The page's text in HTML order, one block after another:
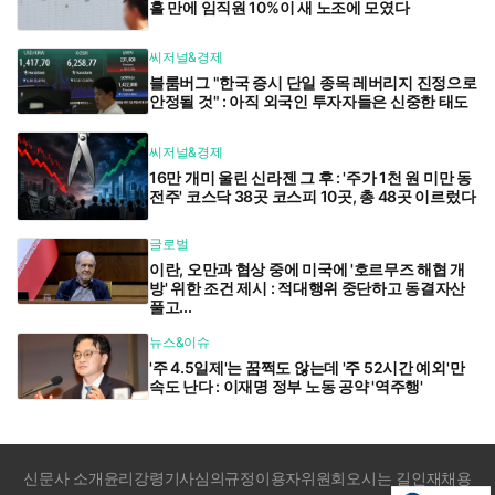
흘 만에 임직원 10%이 새 노조에 모였다
씨저널&경제
블룸버그 "한국 증시 단일 종목 레버리지 진정으로
안정될 것" : 아직 외국인 투자자들은 신중한 태도
씨저널&경제
16만 개미 울린 신라젠 그 후 : '주가 1천 원 미만 동
전주' 코스닥 38곳 코스피 10곳, 총 48곳 이르렀다
글로벌
이란, 오만과 협상 중에 미국에 '호르무즈 해협 개
방' 위한 조건 제시 : 적대행위 중단하고 동결자산
풀고...
뉴스&이슈
'주 4.5일제'는 꿈쩍도 않는데 '주 52시간 예외'만
속도 난다 : 이재명 정부 노동 공약 '역주행'
신문사 소개윤리강령기사심의규정이용자위원회 오시는 길인재채용